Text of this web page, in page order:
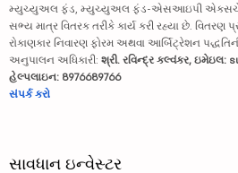
મ્યુચ્યુઅલ ફંડ, મ્યુચ્યુઅલ ફંડ-એસઆઇપી
સભ્ય માત્ર વિતરક તરીકે કાર્ય કરી રહ્યા છે. વિતરણ
રોકાણકાર નિવારણ ફોરમ અથવા આર્બિટ્રેશન
અનુપાલન અધિકારી: શ્રી. રવિન્દ્ર કલ્વંકર, ઇમેઇલ:
હેલ્પલાઇન: 8976689766
સંપર્ક કરો
સાવધાન ઇન્વેસ્ટર